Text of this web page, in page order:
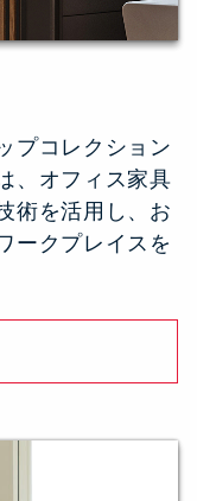
プコレクション
、オフィス家具
術を活用し、お
ークプレイスを